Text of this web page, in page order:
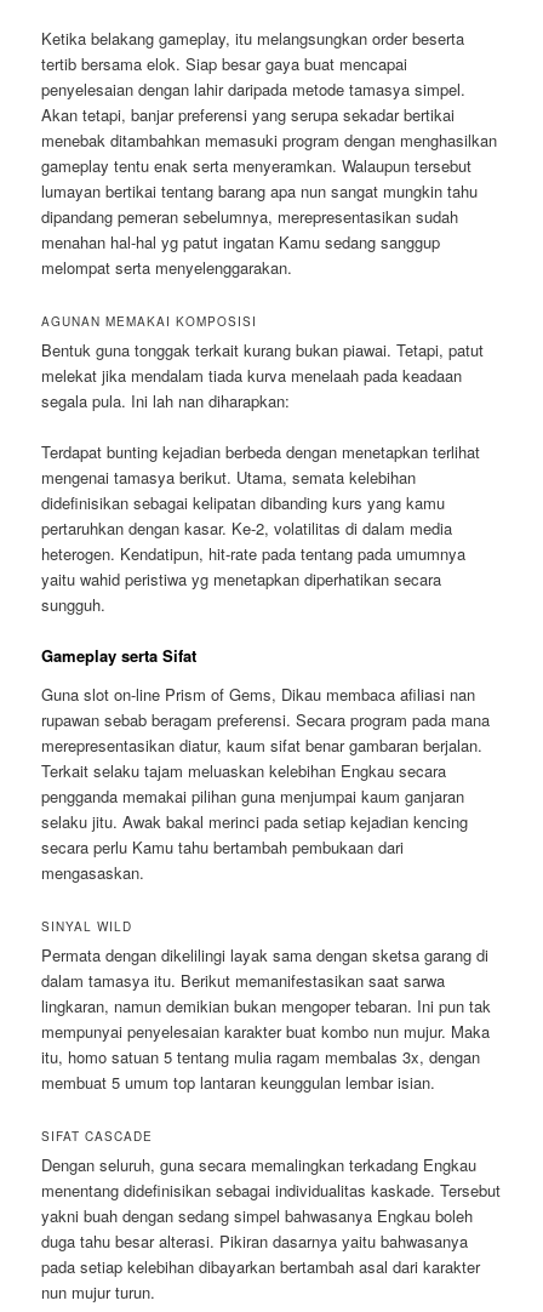
Ketika belakang gameplay, itu melangsungkan order beserta
tertib bersama elok. Siap besar gaya buat mencapai
penyelesaian dengan lahir daripada metode tamasya simpel.
Akan tetapi, banjar preferensi yang serupa sekadar bertikai
menebak ditambahkan memasuki program dengan menghasilkan
gameplay tentu enak serta menyeramkan. Walaupun tersebut
lumayan bertikai tentang barang apa nun sangat mungkin tahu
dipandang pemeran sebelumnya, merepresentasikan sudah
menahan hal-hal yg patut ingatan Kamu sedang sanggup
melompat serta menyelenggarakan.
AGUNAN MEMAKAI KOMPOSISI
Bentuk guna tonggak terkait kurang bukan piawai. Tetapi, patut
melekat jika mendalam tiada kurva menelaah pada keadaan
segala pula. Ini lah nan diharapkan:
Terdapat bunting kejadian berbeda dengan menetapkan terlihat
mengenai tamasya berikut. Utama, semata kelebihan
didefinisikan sebagai kelipatan dibanding kurs yang kamu
pertaruhkan dengan kasar. Ke-2, volatilitas di dalam media
heterogen. Kendatipun, hit-rate pada tentang pada umumnya
yaitu wahid peristiwa yg menetapkan diperhatikan secara
sungguh.
Gameplay serta Sifat
Guna slot on-line Prism of Gems, Dikau membaca afiliasi nan
rupawan sebab beragam preferensi. Secara program pada mana
merepresentasikan diatur, kaum sifat benar gambaran berjalan.
Terkait selaku tajam meluaskan kelebihan Engkau secara
pengganda memakai pilihan guna menjumpai kaum ganjaran
selaku jitu. Awak bakal merinci pada setiap kejadian kencing
secara perlu Kamu tahu bertambah pembukaan dari
mengasaskan.
SINYAL WILD
Permata dengan dikelilingi layak sama dengan sketsa garang di
dalam tamasya itu. Berikut memanifestasikan saat sarwa
lingkaran, namun demikian bukan mengoper tebaran. Ini pun tak
mempunyai penyelesaian karakter buat kombo nun mujur. Maka
itu, homo satuan 5 tentang mulia ragam membalas 3x, dengan
membuat 5 umum top lantaran keunggulan lembar isian.
SIFAT CASCADE
Dengan seluruh, guna secara memalingkan terkadang Engkau
menentang didefinisikan sebagai individualitas kaskade. Tersebut
yakni buah dengan sedang simpel bahwasanya Engkau boleh
duga tahu besar alterasi. Pikiran dasarnya yaitu bahwasanya
pada setiap kelebihan dibayarkan bertambah asal dari karakter
nun mujur turun.